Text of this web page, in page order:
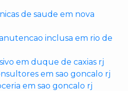
de saude em nova
inclusa em rio de
em duque de caxias rj
em sao goncalo rj
em sao goncalo rj